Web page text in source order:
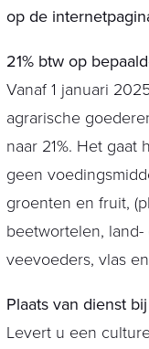
op de
21% btw op
Vanaf 1 januari
agrarische
naar 21%. Het
geen
groenten en fruit,
beetwortelen,
veevoeders, vlas
Plaats van dienst
Levert u een